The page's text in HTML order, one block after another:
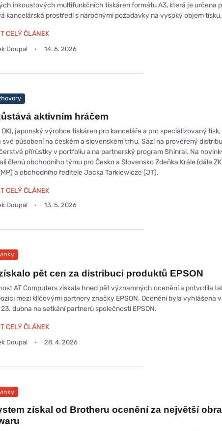
inkoustových multifunkčních tiskáren formátu A3, která je určena
kancelářská prostředí s náročnými požadavky na vysoký objem tisku.
CELÝ ČLÁNEK
Doupal 14. 6. 2026
aktivním hráčem
japonský výrobce tiskáren pro kanceláře a pro specializovaný tisk,
své působení na českém a slovenském trhu. Sází na prověřený
přírůstky v portfoliu a na partnerský program Shinrai. Na
členů obchodního týmu pro Česko a Slovensko Zdeňka Krále (dále
a obchodního ředitele Jacka Tarkiewicze (JT).
CELÝ ČLÁNEK
Doupal 13. 5. 2026
pět cen za distribuci produktů EPSON
AT Computers získala hned pět významných ocenění a potvrdila
mezi klíčovými partnery značky EPSON. Ocenění byla vyhlášena
dubna na setkání partnerů společnosti EPSON.
CELÝ ČLÁNEK
Doupal 28. 4. 2026
získal od Brotheru ocenění za největší